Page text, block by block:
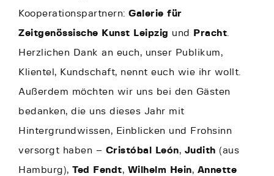
Kooperationspartnern: Galerie für
Zeitgenössische Kunst Leipzig und Pracht.
Herzlichen Dank an euch, unser Publikum,
Klientel, Kundschaft, nennt euch wie ihr wollt.
Außerdem möchten wir uns bei den Gästen
bedanken, die uns dieses Jahr mit
Hintergrundwissen, Einblicken und Frohsinn
versorgt haben – Cristóbal León, Judith (aus
Hamburg), Ted Fendt, Wilhelm Hein, Annette